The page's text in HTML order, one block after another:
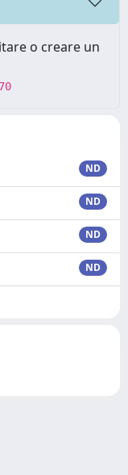
o creare un
ND
ND
ND
ND